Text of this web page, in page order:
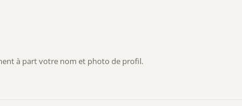
à part votre nom et photo de profil.